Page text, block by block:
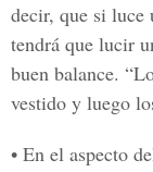
decir, que si luce
tendrá que lucir
buen balance.
vestido y luego
• En el aspecto